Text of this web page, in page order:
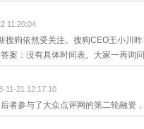
11:20:04
搜狗依然受关注。搜狗CEO王小川
案：没有具体时间表。大家一再询
11-21 12:17:10
者参与了大众点评网的第二轮融资